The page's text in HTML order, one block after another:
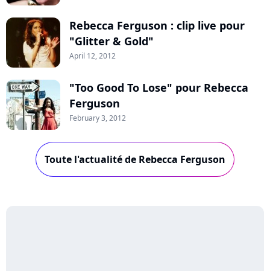
Rebecca Ferguson : clip live pour
"Glitter & Gold"
April 12, 2012
"Too Good To Lose" pour Rebecca
Ferguson
February 3, 2012
Toute l'actualité de Rebecca Ferguson